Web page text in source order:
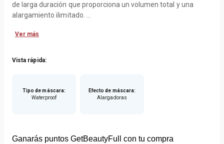
de larga duración que proporciona un volumen total y una
alargamiento ilimitado.
¿Cómo usarlo?
la máscara Maybelline Lash Sensational Sky High contra las
Ver más
Vista rápida:
Tipo de máscara:
Waterproof
Efecto de máscara:
Alargadoras
Ganarás puntos GetBeautyFull con tu compra